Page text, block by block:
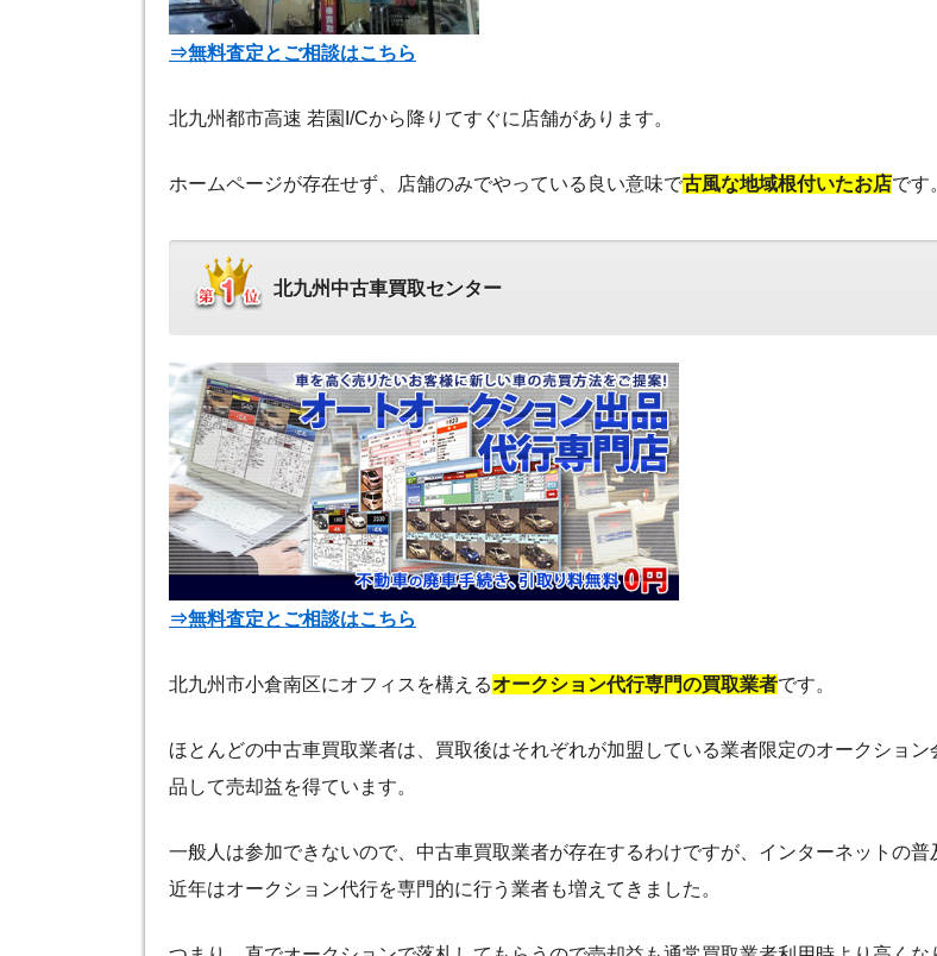
⇒無料査定とご相談はこちら
北九州都市高速 若園I/Cから降りてすぐに店舗があります。
ホームページが存在せず、店舗のみでやっている良い意味で古風な地域根付いたお店です
北九州中古車買取センター
⇒無料査定とご相談はこちら
北九州市小倉南区にオフィスを構えるオークション代行専門の買取業者です。
ほとんどの中古車買取業者は、買取後はそれぞれが加盟している業者限定のオークション
品して売却益を得ています。
一般人は参加できないので、中古車買取業者が存在するわけですが、インターネットの普
近年はオークション代行を専門的に行う業者も増えてきました。